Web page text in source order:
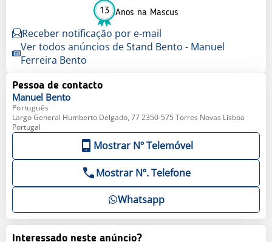
13 Anos na Mascus
Receber notificação por e-mail
Ver todos anúncios de Stand Bento - Manuel
Ferreira Bento
Pessoa de contacto
Manuel Bento
Português
Largo General Humberto Delgado, 77 2350-575 Torres Novas Lisboa
Portugal
Mostrar Nº Telemóvel
Mostrar Nº. Telefone
Whatsapp
Interessado neste anúncio?